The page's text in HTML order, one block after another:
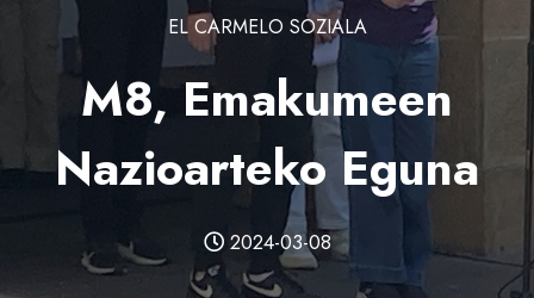
EL CARMELO SOZIALA
M8, Emakumeen
Nazioarteko Eguna
2024-03-08